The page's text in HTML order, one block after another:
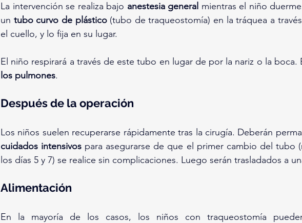
La intervención se realiza bajo anestesia general mientras el niño
un tubo curvo de plástico (tubo de traqueostomía) en la tráquea a
el cuello, y lo fija en su lugar.
El niño respirará a través de este tubo en lugar de por la nariz o la boca.
los pulmones.
Después de la operación
cuidados intensivos para asegurarse de que el primer cambio del tubo
los días 5 y 7) se realice sin complicaciones. Luego serán trasladados a
Alimentación
En la mayoría de los casos, los niños con traqueostomía